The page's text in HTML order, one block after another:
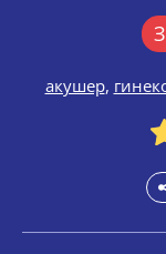
акушер,